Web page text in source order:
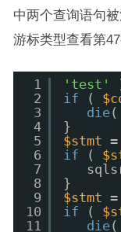
中两个查询语句
游标类型查看第
1
2
3
4
5
6
7
8
9
10
11
'test'
if
(
die
}
$stmt
if
(
}
$stmt
if
(
die